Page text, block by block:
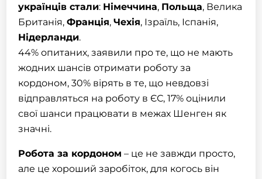
українців стали: Німеччина, Польща, Велика
Британія,Франція,Чехія, Ізраїль, Іспанія,
Нідерланди.
44% опитаних, заявили про те, що не мають
жодних шансівотримати роботу за
кордоном, 30% вірять в те, що невдовзі
відправляться на роботу в ЄС, 17% оцінили
свої шанси працювати в межах Шенген як
значні.
Робота за кордоном – це не завжди просто,
але це хороший заробіток, для когось він